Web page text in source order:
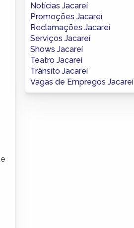
Notícias Jacareí
Promoções Jacareí
Reclamações Jacareí
Serviços Jacareí
Shows Jacareí
Teatro Jacareí
Trânsito Jacareí
Vagas de Empregos Jacareí